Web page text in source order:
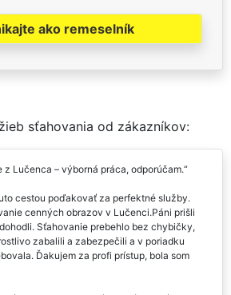
ako remeselník
sťahovania od zákazníkov:
Lučenca – výborná práca, odporúčam.
cestou poďakovať za perfektné služby.
cenných obrazov v Lučenci.Páni prišli
Sťahovanie prebehlo bez chybičky,
zabalili a zabezpečili a v poriadku
Ďakujem za profi prístup, bola som